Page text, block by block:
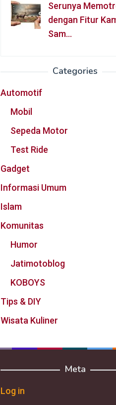
Serunya
dengan Fitur
Sam…
Categories
Automotif
Mobil
Sepeda Motor
Test Ride
Gadget
Informasi Umum
Islam
Komunitas
Humor
Jatimotoblog
KOBOYS
Tips & DIY
Wisata Kuliner
Meta
Log in